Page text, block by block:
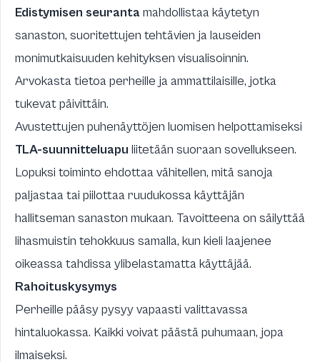
Edistymisen seuranta mahdollistaa käytetyn
sanaston, suoritettujen tehtävien ja lauseiden
monimutkaisuuden kehityksen visualisoinnin.
Arvokasta tietoa perheille ja ammattilaisille, jotka
tukevat päivittäin.
Avustettujen puhenäyttöjen luomisen helpottamiseksi
TLA-suunnitteluapu liitetään suoraan sovellukseen.
Lopuksi toiminto ehdottaa vähitellen, mitä sanoja
paljastaa tai piilottaa ruudukossa käyttäjän
hallitseman sanaston mukaan. Tavoitteena on säilyttää
lihasmuistin tehokkuus samalla, kun kieli laajenee
oikeassa tahdissa ylibelastamatta käyttäjää.
Rahoituskysymys
Perheille pääsy pysyy vapaasti valittavassa
hintaluokassa. Kaikki voivat päästä puhumaan, jopa
ilmaiseksi.